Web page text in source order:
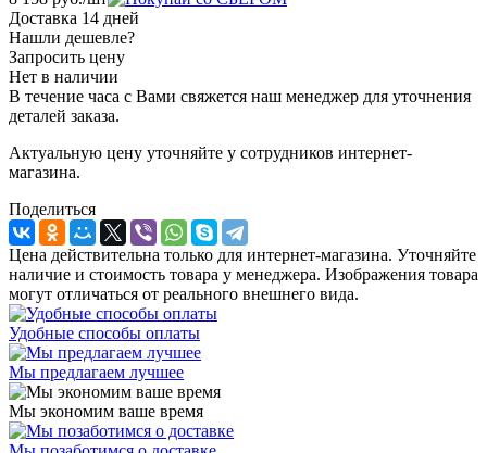
Доставка 14 дней
Нашли дешевле?
Запросить цену
Нет в наличии
В течение часа с Вами свяжется наш менеджер для уточнения
деталей заказа.
Актуальную цену уточняйте у сотрудников интернет-
магазина.
Поделиться
Цена действительна только для интернет-магазина. Уточняйте
наличие и стоимость товара у менеджера. Изображения товара
могут отличаться от реального внешнего вида.
Удобные способы оплаты
Мы предлагаем лучшее
Мы экономим ваше время